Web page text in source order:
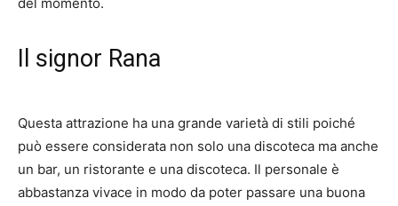
del momento.
Il signor Rana
Questa attrazione ha una grande varietà di stili poiché
può essere considerata non solo una discoteca ma anche
un bar, un ristorante e una discoteca. Il personale è
abbastanza vivace in modo da poter passare una buona